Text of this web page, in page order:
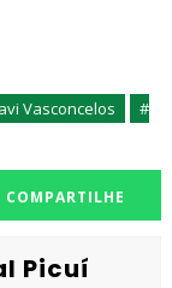
Vasconcelos
#
COMPARTILHE
Picuí